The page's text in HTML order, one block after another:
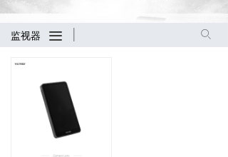
监视器 끀 ꄙ